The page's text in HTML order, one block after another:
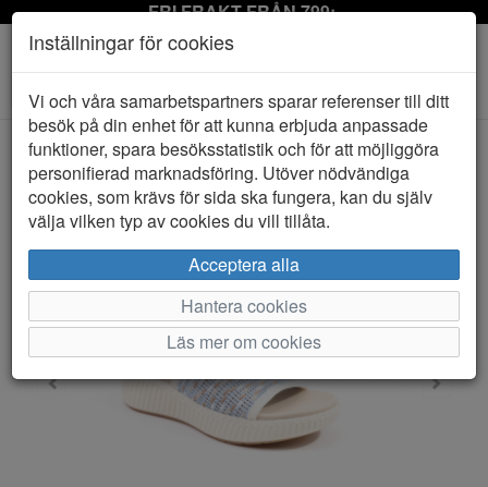
FRI FRAKT FRÅN 799:-
Toggle
navigation
HEM JANA SOFT LINE
Inställningar för cookies
Vi och våra samarbetspartners sparar referenser till ditt
besök på din enhet för att kunna erbjuda anpassade
funktioner, spara besöksstatistik och för att möjliggöra
personifierad marknadsföring. Utöver nödvändiga
cookies, som krävs för sida ska fungera, kan du själv
välja vilken typ av cookies du vill tillåta.
Acceptera alla
Hantera cookies
Läs mer om cookies